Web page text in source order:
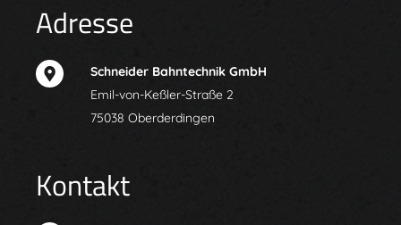
Adresse
Schneider Bahntechnik GmbH
Emil-von-Keßler-Straße 2
75038 Oberderdingen
Kontakt